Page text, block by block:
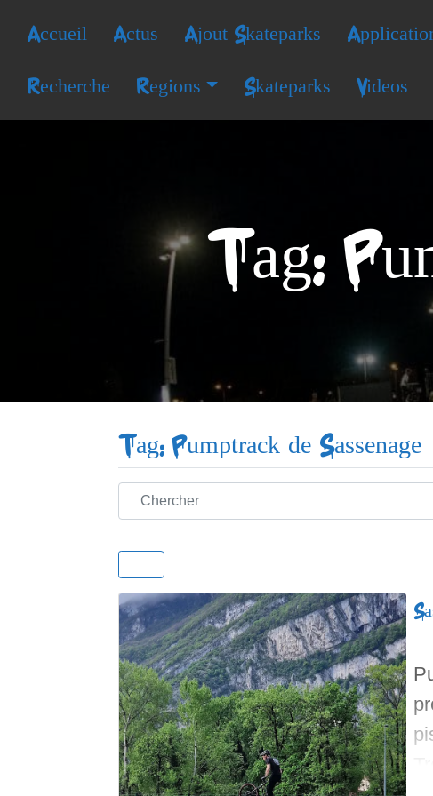
Accueil Actus Ajout Skateparks
Recherche Regions Skateparks Videos
Tag:
Tag: Pumptrack de Sassenage
Chercher